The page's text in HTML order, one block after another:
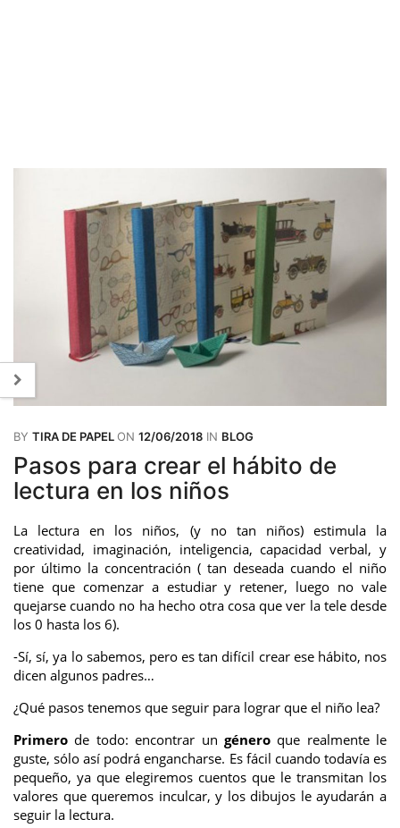
BY TIRA DE PAPELON 12/06/2018 IN BLOG
Pasos para crear el hábito de
lectura en los niños
La lectura en los niños, (y no tan niños) estimula la
creatividad, imaginación, inteligencia, capacidad verbal, y
por último la concentración ( tan deseada cuando el niño
tiene que comenzar a estudiar y retener, luego no vale
quejarse cuando no ha hecho otra cosa que ver la tele desde
los 0 hasta los 6).
-Sí, sí, ya lo sabemos, pero es tan difícil crear ese hábito, nos
dicen algunos padres…
¿Qué pasos tenemos que seguir para lograr que el niño lea?
Primero de todo: encontrar un géneroque realmente le
guste, sólo así podrá engancharse. Es fácil cuando todavía es
pequeño, ya que elegiremos cuentos que le transmitan los
valores que queremos inculcar, y los dibujos le ayudarán a
seguir la lectura.